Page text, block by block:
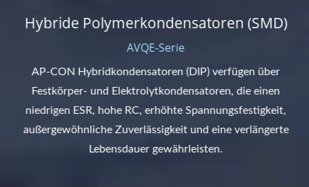
Hybride Polymerkondensatoren (SMD)
AVQE-Serie
AP-CON Hybridkondensatoren (DIP) verfügen über
Festkörper- und Elektrolytkondensatoren, die einen
niedrigen ESR, hohe RC, erhöhte Spannungsfestigkeit,
außergewöhnliche Zuverlässigkeit und eine verlängerte
Lebensdauer gewährleisten.